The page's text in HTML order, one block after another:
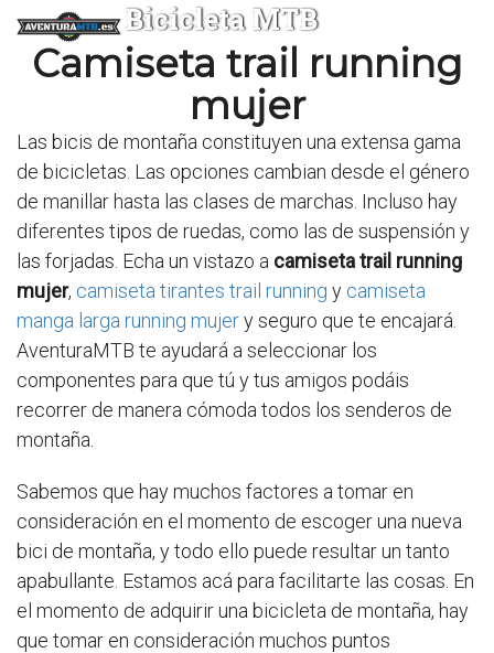
Bicicleta MTB
Camiseta trail running
mujer
Las bicis de montaña constituyen una extensa gama
de bicicletas. Las opciones cambian desde el género
de manillar hasta las clases de marchas. Incluso hay
diferentes tipos de ruedas, como las de suspensión y
las forjadas. Echa un vistazo a camiseta trail running
mujer, camiseta tirantes trail running y camiseta
manga larga running mujery seguro que te encajará.
AventuraMTB te ayudará a seleccionar los
componentes para que tú y tus amigos podáis
recorrer de manera cómoda todos los senderos de
montaña.
Sabemos que hay muchos factores a tomar en
consideración en el momento de escoger una nueva
bici de montaña, y todo ello puede resultar un tanto
apabullante. Estamos acá para facilitarte las cosas. En
el momento de adquirir una bicicleta de montaña, hay
que tomar en consideración muchos puntos